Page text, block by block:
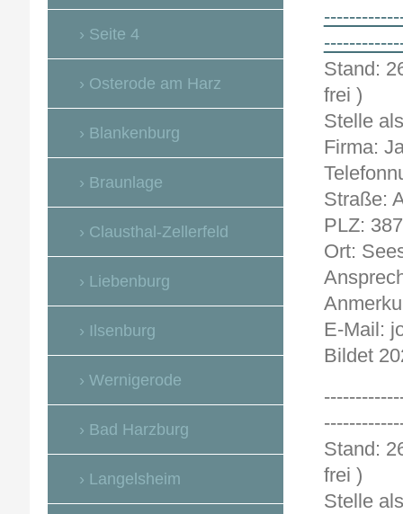
frei )
Stelle
Firma:
Straße:
PLZ:
Ort:
E-Mail:
Bildet
frei )
Stelle
Seite 4
Osterode am Harz
Blankenburg
Braunlage
Clausthal-Zellerfeld
Liebenburg
Ilsenburg
Wernigerode
Bad Harzburg
Langelsheim